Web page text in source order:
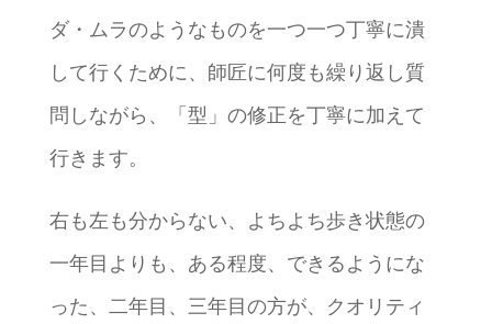
ダ・ムラのようなものを一つ一つ丁寧に潰
して行くために、師匠に何度も繰り返し質
問しながら、「型」の修正を丁寧に加えて
行きます。
右も左も分からない、よちよち歩き状態の
一年目よりも、ある程度、できるようにな
った、二年目、三年目の方が、クオリティ